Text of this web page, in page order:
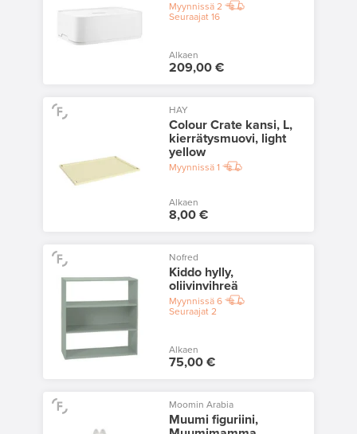
Myynnissä2
Seuraajat16
Alkaen
209,00 €
HAY
Colour Crate kansi, L,
kierrätysmuovi, light
yellow
Myynnissä1
Alkaen
8,00 €
Nofred
Kiddo hylly,
oliivinvihreä
Myynnissä6
Seuraajat2
Alkaen
75,00 €
Moomin Arabia
Muumi figuriini,